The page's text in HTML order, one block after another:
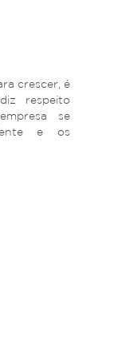
crescer, é
respeito
se
e os